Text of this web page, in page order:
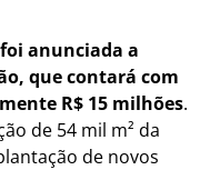
foi anunciada a
que contará com
R$ 15 milhões.
de 54 mil m² da
de novos